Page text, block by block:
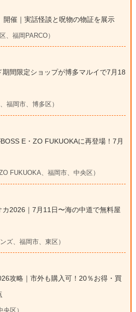
開催｜実話怪談と呪物の物証を展示
、福岡PARCO）
間限定ショップが博多マルイで7月18
福岡市、博多区）
E・ZO FUKUOKAに再登場！7月
FUKUOKA、福岡市、中央区）
2026｜7月11日〜海の中道で無料屋
ズ、福岡市、東区）
攻略｜市外も購入可！20％お得・買
区）